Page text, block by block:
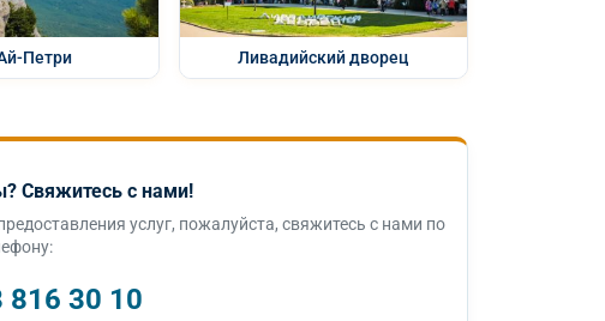
Петри Ливадийский дворец
Свяжитесь с нами!
услуг, пожалуйста, свяжитесь с нами по
816 30 10